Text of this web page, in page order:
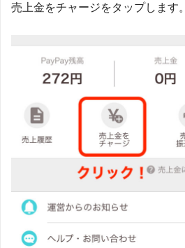
売上金をチャージをタップします。